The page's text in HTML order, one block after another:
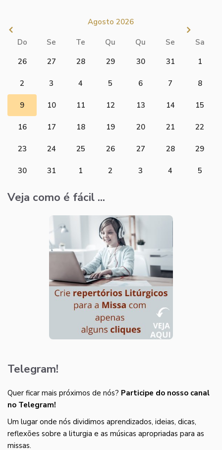
Agosto 2026
Do Se Te Qu Qu Se
Sa
26
27 28 29 30 31 1
2 3 4 5 6 7 8
9 10 11 12 13 14 15
16 17 18 19 20 21 22
23 24 25 26 27 28 29
30 31 1 2 3 4 5
Veja como é fácil ...
Telegram!
Quer ficar mais próximos de nós? Participe do nosso canal
no Telegram!
Um lugar onde nós dividimos aprendizados, ideias, dicas,
reflexões sobre a liturgia e as músicas apropriadas para as
missas.